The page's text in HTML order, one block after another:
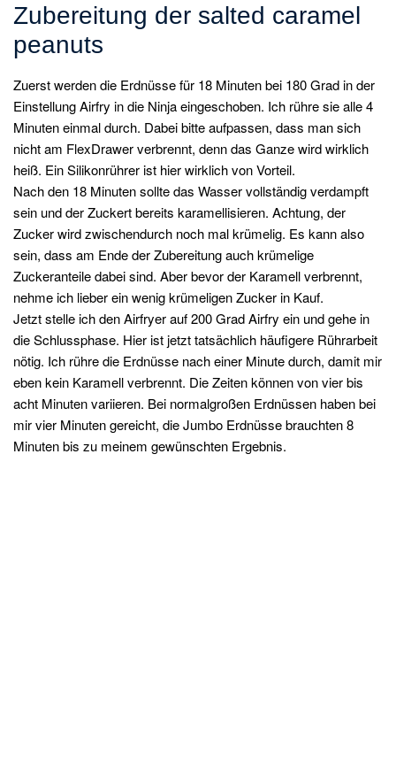
Zubereitung der salted caramel
peanuts
Zuerst werden die Erdnüsse für 18 Minuten bei 180 Grad in der
Einstellung Airfry in die Ninja eingeschoben. Ich rühre sie alle 4
Minuten einmal durch. Dabei bitte aufpassen, dass man sich
nicht am FlexDrawer verbrennt, denn das Ganze wird wirklich
heiß. Ein Silikonrührer ist hier wirklich von Vorteil.
Nach den 18 Minuten sollte das Wasser vollständig verdampft
sein und der Zuckert bereits karamellisieren. Achtung, der
Zucker wird zwischendurch noch mal krümelig. Es kann also
sein, dass am Ende der Zubereitung auch krümelige
Zuckeranteile dabei sind. Aber bevor der Karamell verbrennt,
nehme ich lieber ein wenig krümeligen Zucker in Kauf.
Jetzt stelle ich den Airfryer auf 200 Grad Airfry ein und gehe in
die Schlussphase. Hier ist jetzt tatsächlich häufigere Rührarbeit
nötig. Ich rühre die Erdnüsse nach einer Minute durch, damit mir
eben kein Karamell verbrennt. Die Zeiten können von vier bis
acht Minuten variieren. Bei normalgroßen Erdnüssen haben bei
mir vier Minuten gereicht, die Jumbo Erdnüsse brauchten 8
Minuten bis zu meinem gewünschten Ergebnis.